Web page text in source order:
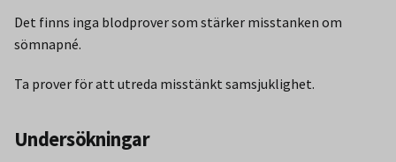
Det finns inga blodprover som stärker misstanken om
sömnapné.
Ta prover för att utreda misstänkt samsjuklighet.
Undersökningar